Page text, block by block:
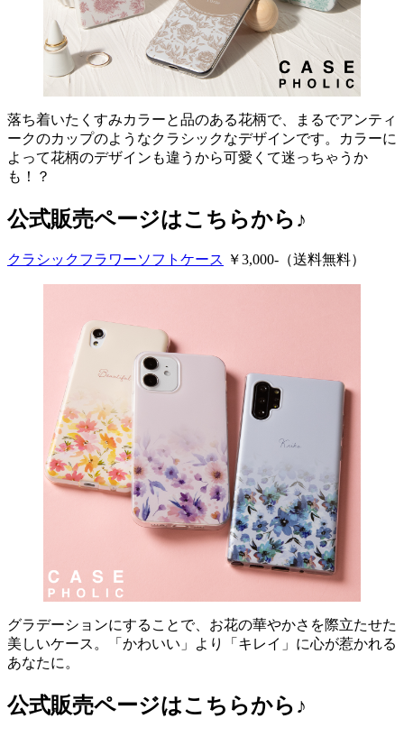
落ち着いたくすみカラーと品のある花柄で、まるでアンティ
ークのカップのようなクラシックなデザインです。カラーに
よって花柄のデザインも違うから可愛くて迷っちゃうか
も！？
公式販売ページはこちらから♪
クラシックフラワーソフトケース ￥3,000-（送料無料）
グラデーションにすることで、お花の華やかさを際立たせた
美しいケース。「かわいい」より「キレイ」に心が惹かれる
あなたに。
公式販売ページはこちらから♪